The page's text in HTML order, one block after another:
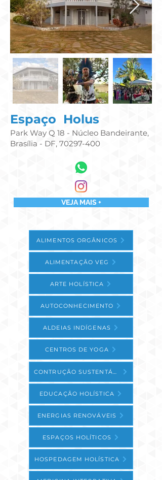
Espaço Holus
Park Way Q 18 - Núcleo Bandeirante,
Brasília - DF, 70297-400
VEJA MAIS +
ALIMENTOS ORGÂNICOS
ALIMENTAÇÃO VEG
ARTE HOLÍSTICA
AUTOCONHECIMENTO
ALDEIAS INDÍGENAS
CENTROS DE YOGA
CONTRUÇÃO SUSTENTÁVEL
EDUCAÇÃO HOLÍSTICA
ENERGIAS RENOVÁVEIS
ESPAÇOS HOLÍTICOS
HOSPEDAGEM HOLÍSTICA